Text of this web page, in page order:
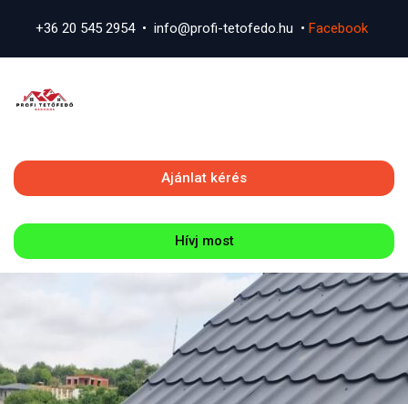
+36 20 545 2954 • info@profi-tetofedo.hu •Facebook
Ajánlat kérés
Hívj most